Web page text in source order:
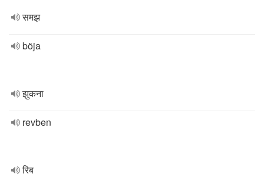
समझ
böja
झुकना
revben
रिब